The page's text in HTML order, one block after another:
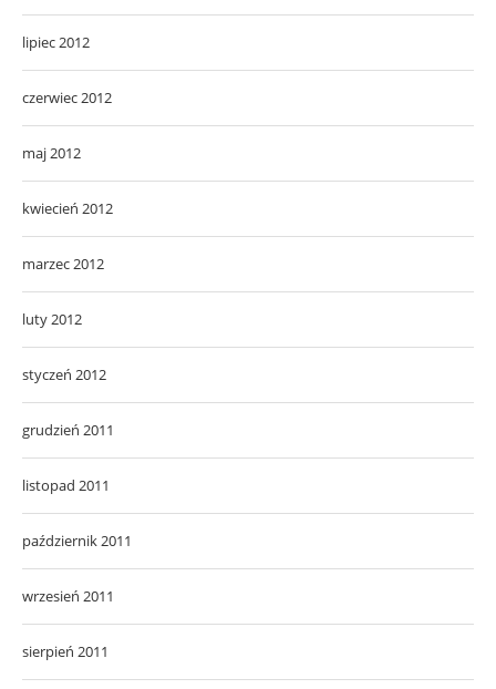
lipiec 2012
czerwiec 2012
maj 2012
kwiecień 2012
marzec 2012
luty 2012
styczeń 2012
grudzień 2011
listopad 2011
październik 2011
wrzesień 2011
sierpień 2011